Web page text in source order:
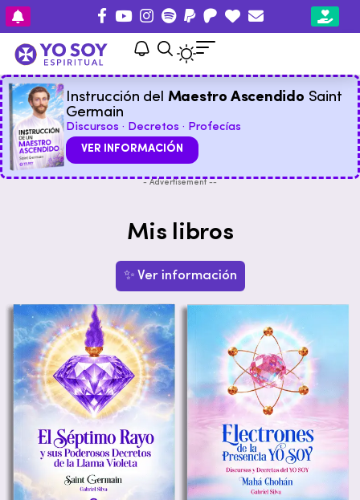
Instrucción del Maestro Ascendido Saint
Germain
Discursos · Decretos · Profecías
VER INFORMACIÓN
- Advertisement --
Mis libros
✨ Ver información